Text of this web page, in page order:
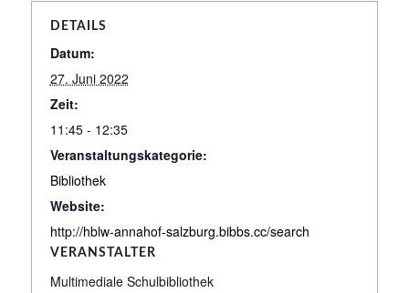
DETAILS
Datum:
27. Juni 2022
Zeit:
11:45 - 12:35
Veranstaltungskategorie:
Bibliothek
Website:
http://hblw-annahof-salzburg.bibbs.cc/search
VERANSTALTER
Multimediale Schulbibliothek